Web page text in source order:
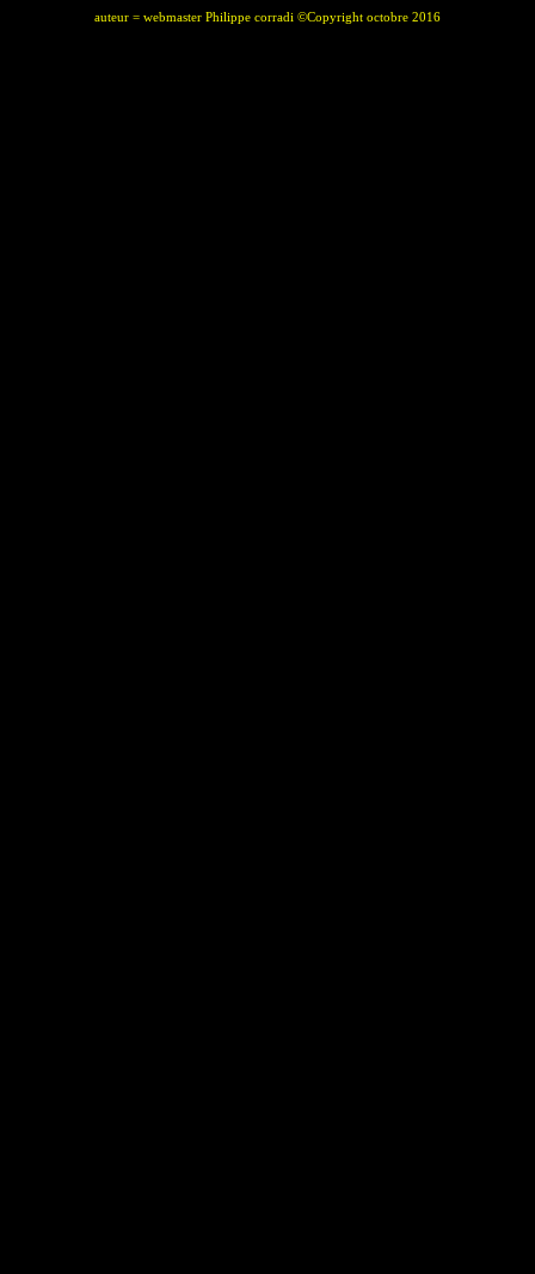
auteur = webmaster Philippe corradi ©Copyright octobre 2016